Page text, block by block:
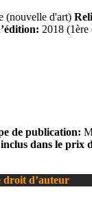
(nouvelle d'art)
2018
de publication:
dans le prix
droit d’auteur